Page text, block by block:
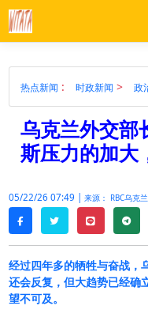
热点新闻 : 时政新闻 > 政
乌克兰外交部
斯压力的加大
05/22/26 07:49 | 来源： RBC乌克
facebooktwitterline
经过四年多的牺牲与奋战，
还会反复，但大趋势已经确
望不可及。